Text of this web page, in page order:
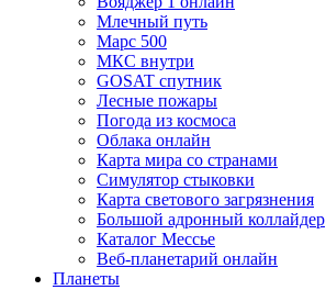
Млечный путь
Марс 500
МКС внутри
GOSAT спутник
Лесные пожары
Погода из космоса
Облака онлайн
Карта мира со странами
Симулятор стыковки
Карта светового загрязнения
Большой адронный коллайдер
Каталог Мессье
Веб-планетарий онлайн
Планеты